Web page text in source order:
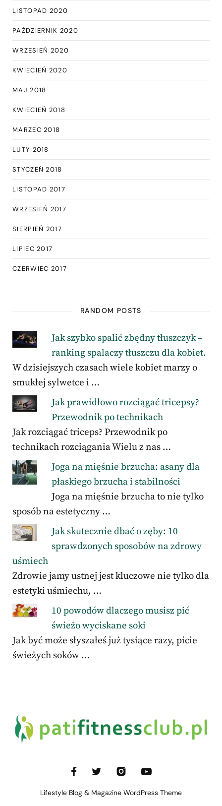
LISTOPAD 2020
PAŹDZIERNIK 2020
WRZESIEŃ 2020
KWIECIEŃ 2020
MAJ 2018
KWIECIEŃ 2018
MARZEC 2018
LUTY 2018
STYCZEŃ 2018
LISTOPAD 2017
WRZESIEŃ 2017
SIERPIEŃ 2017
LIPIEC 2017
CZERWIEC 2017
RANDOM POSTS
Jak szybko spalić zbędny tłuszczyk –
ranking spalaczy tłuszczu dla kobiet.
W dzisiejszych czasach wiele kobiet marzy o
smukłej sylwetce i …
Jak prawidłowo rozciągać tricepsy?
Przewodnik po technikach
Jak rozciągać triceps? Przewodnik po
technikach rozciągania Wielu z nas …
Joga na mięśnie brzucha: asany dla
płaskiego brzucha i stabilności
Joga na mięśnie brzucha to nie tylko
sposób na estetyczny …
Jak skutecznie dbać o zęby: 10
sprawdzonych sposobów na zdrowy
uśmiech
Zdrowie jamy ustnej jest kluczowe nie tylko dla
estetyki uśmiechu, …
10 powodów dlaczego musisz pić
świeżo wyciskane soki
Jak być może słyszałeś już tysiące razy, picie
świeżych soków …
Lifestyle Blog & Magazine WordPress Theme